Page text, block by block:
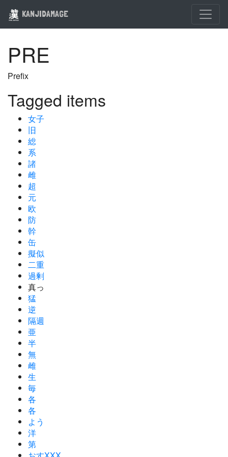
KANJIDAMAGE
PRE
Prefix
Tagged items
女子
旧
総
系
諸
雌
超
元
欧
防
幹
缶
擬似
二重
過剰
真っ
猛
逆
隔週
亜
半
無
雌
生
毎
各
各
よう
洋
第